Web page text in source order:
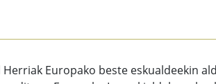
Herriak Europako beste eskualdeekin